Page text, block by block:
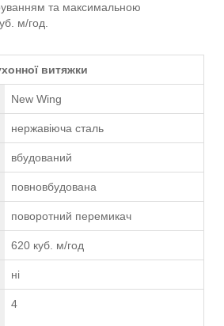
та максимальною
м/год.
витяжки
New Wing
нержавіюча сталь
вбудований
повновбудована
поворотний перемикач
620 куб. м/год
ні
4